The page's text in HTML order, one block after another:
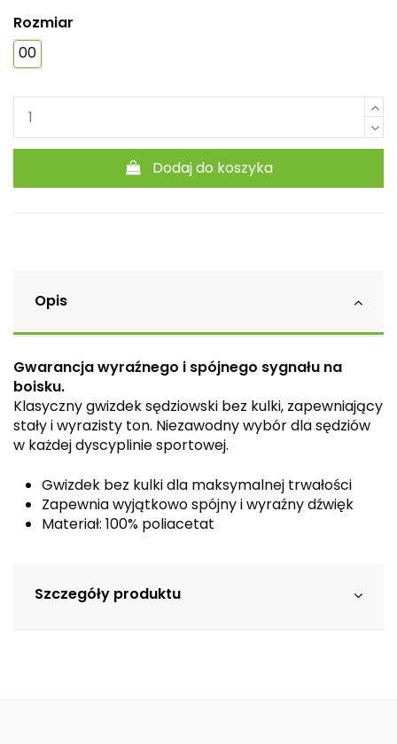
Rozmiar
00
Dodaj do koszyka
Opis
Gwarancja wyraźnego i spójnego sygnału na
boisku.
Klasyczny gwizdek sędziowski bez kulki, zapewniający
stały i wyrazisty ton. Niezawodny wybór dla sędziów
w każdej dyscyplinie sportowej.
Gwizdek bez kulki dla maksymalnej trwałości
Zapewnia wyjątkowo spójny i wyraźny dźwięk
Materiał: 100% poliacetat
Szczegóły produktu